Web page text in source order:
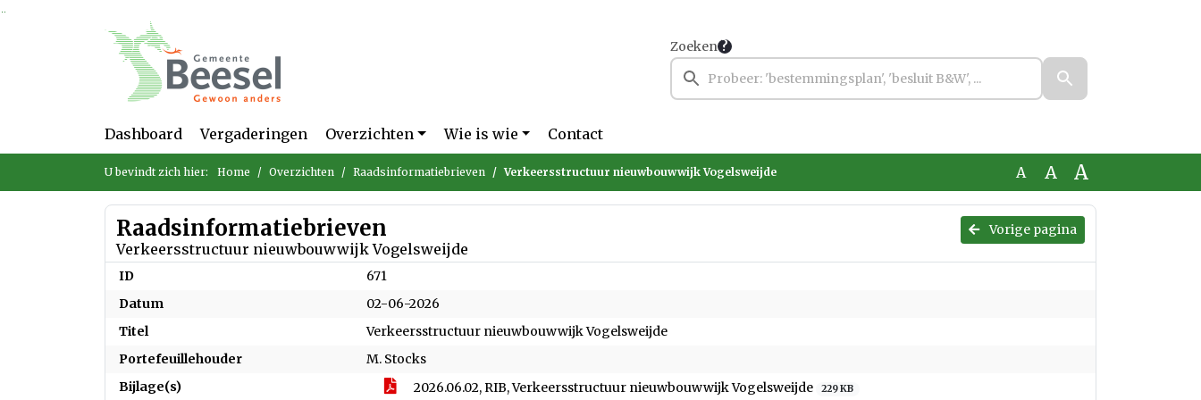
Ga naar de inhoud van deze pagina
Zoeken
Dashboard Vergaderingen Overzichten Wie is wie Contact
U bevindt zich hier: Home Overzichten Raadsinformatiebrieven Verkeersstructuur nieuwbouwwijk Vogelsweijde A A A
Vorige pagina
Raadsinformatiebrieven
Verkeersstructuur nieuwbouwwijk Vogelsweijde
ID
671
Datum
02-06-2026
Titel
Verkeersstructuur nieuwbouwwijk Vogelsweijde
Portefeuillehouder
M. Stocks
Bijlage(s)
2026.06.02, RIB, Verkeersstructuur nieuwbouwwijk Vogelsweijde 229 KB